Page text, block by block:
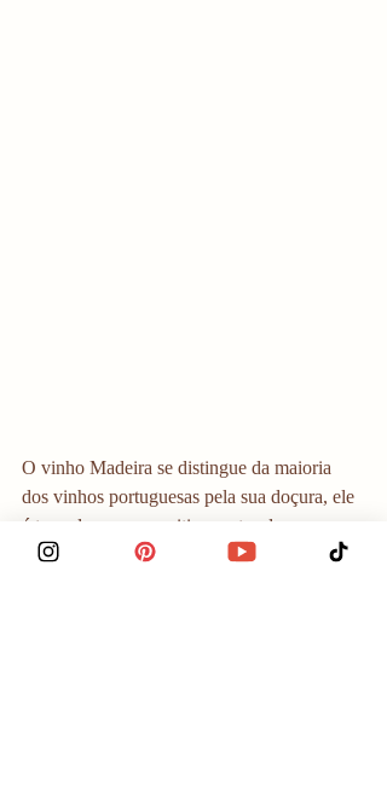
O vinho Madeira se distingue da maioria
dos vinhos portuguesas pela sua doçura, ele
é tomado como aperitivo, antes das
refeições.